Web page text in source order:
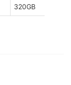
320GB